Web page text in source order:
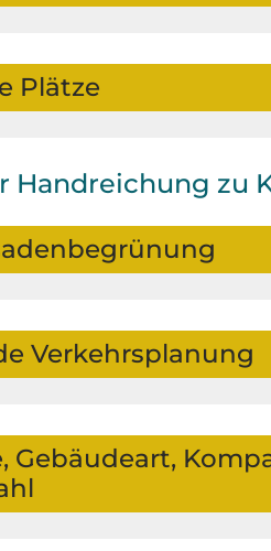
Plätze
Handreichung zu
Verkehrsplanung
Gebäudeart,